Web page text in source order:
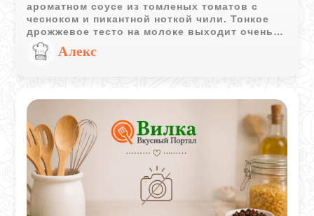
ароматном соусе из томленых томатов с
чесноком и пикантной ноткой чили. Тонкое
дрожжевое тесто на молоке выходит очень
мягким, а союз сочных помидоров и тягучего
сыра придает вкусу насыщенности.
Алекс